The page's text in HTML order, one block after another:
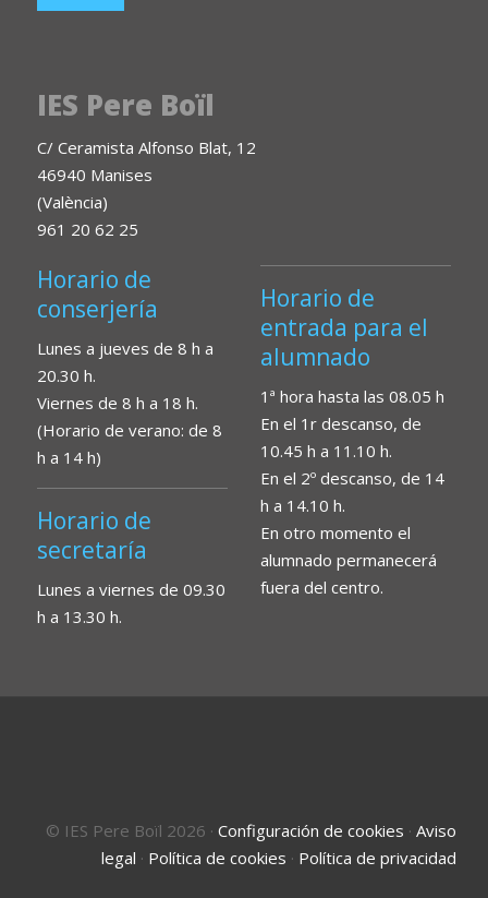
IES Pere Boïl
C/ Ceramista Alfonso Blat, 12
46940 Manises
(València)
961 20 62 25
Horario de
conserjería
Lunes a jueves de 8 h a
20.30 h.
Viernes de 8 h a 18 h.
(Horario de verano: de 8
h a 14 h)
Horario de
secretaría
Lunes a viernes de 09.30
h a 13.30 h.
Horario de
entrada para el
alumnado
1ª hora hasta las 08.05 h
En el 1r descanso, de
10.45 h a 11.10 h.
En el 2º descanso, de 14
h a 14.10 h.
En otro momento el
alumnado permanecerá
fuera del centro.
© IES Pere Boïl 2026 · Configuración de cookies · Aviso
legal · Política de cookies · Política de privacidad